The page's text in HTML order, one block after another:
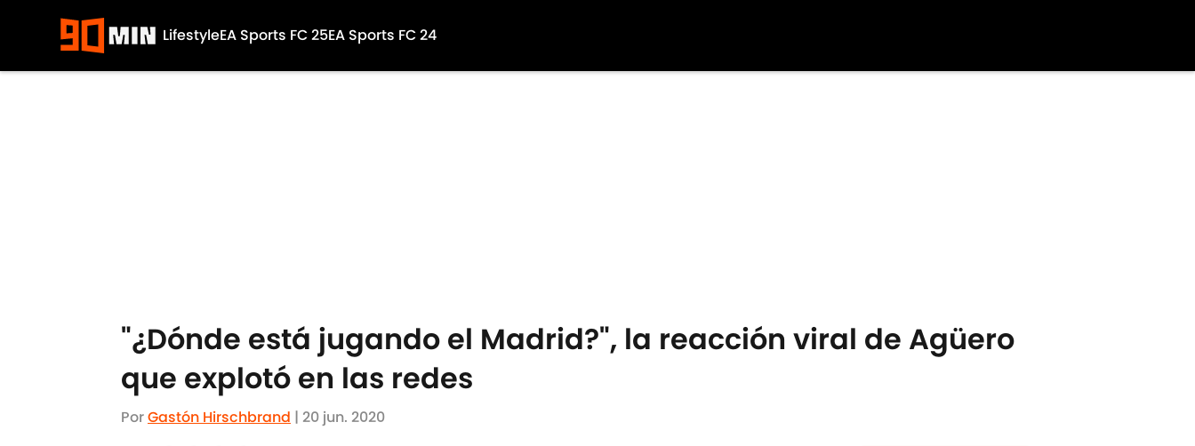
LifestyleEA Sports FC 25EA Sports FC 24
"¿Dónde está jugando el Madrid?", la reacción viral de Agüero
que explotó en las redes
PorGastón Hirschbrand | 20 jun. 2020